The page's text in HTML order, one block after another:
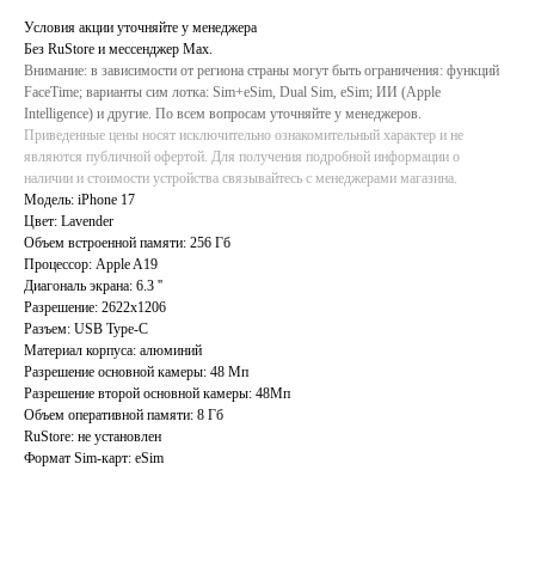
Условия акции уточняйте у менеджера
Без RuStore и мессенджер Max.
Внимание: в зависимости от региона страны могут быть ограничения: функций
FaceTime; варианты сим лотка: Sim+eSim, Dual Sim, eSim; ИИ (Apple
Intelligence) и другие. По всем вопросам уточняйте у менеджеров.
Приведенные цены носят исключительно ознакомительный характер и не
являются публичной офертой. Для получения подробной информации о
наличии и стоимости устройства связывайтесь с менеджерами магазина.
Модель: iPhone 17
Цвет: Lavender
Объем встроенной памяти: 256 Гб
Процессор: Apple A19
Диагональ экрана: 6.3 ''
Разрешение: 2622x1206
Разъем: USB Type-C
Материал корпуса: алюминий
Разрешение основной камеры: 48 Мп
Разрешение второй основной камеры: 48Мп
Объем оперативной памяти: 8 Гб
RuStore: не установлен
Формат Sim-карт: eSim
Отзывы
Гарантия и возврат
iPhone
iPad
Mac
Apple Watch
AirPods
Аксессуары
Dyson
Каталог